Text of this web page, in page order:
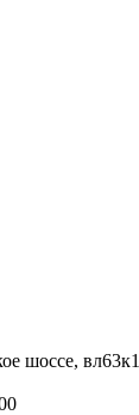
шоссе, вл63к1